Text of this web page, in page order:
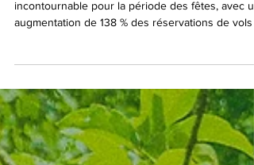
’île de la Réunion s'impose comme la destination
incontournable pour la période des fêtes, avec